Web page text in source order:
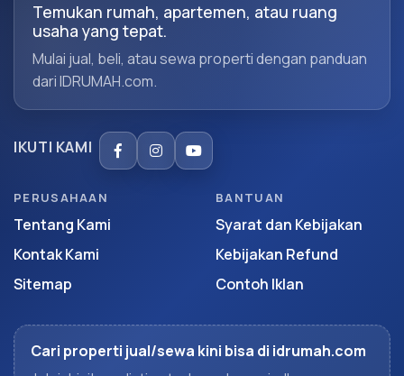
Temukan rumah, apartemen, atau ruang
usaha yang tepat.
Mulai jual, beli, atau sewa properti dengan panduan
dari IDRUMAH.com.
IKUTI KAMI
PERUSAHAAN
Tentang Kami
Kontak Kami
Sitemap
BANTUAN
Syarat dan Kebijakan
Kebijakan Refund
Contoh Iklan
Cari properti jual/sewa kini bisa di idrumah.com